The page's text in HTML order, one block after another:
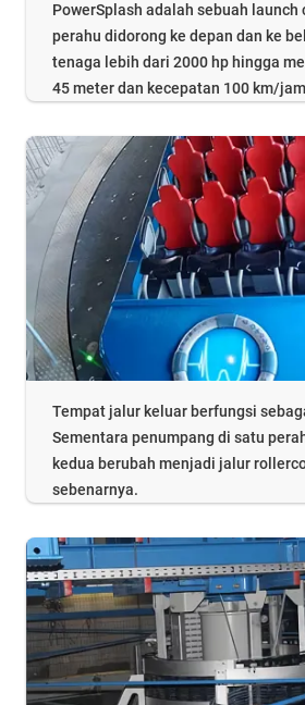
PowerSplash adalah sebuah launch
perahu didorong ke depan dan ke
tenaga lebih dari 2000 hp hingga
45 meter dan kecepatan 100 km/
Tempat jalur keluar berfungsi
Sementara penumpang di satu
kedua berubah menjadi jalur
sebenarnya.